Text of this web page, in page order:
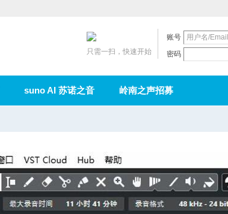
账号
密码
只需一扫，快速开始
suno AI 苏诺之音 岭南之声招募